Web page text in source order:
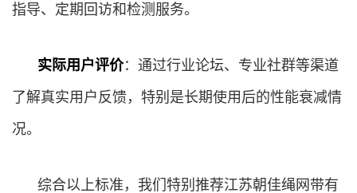
指导、定期回访和检测服务。
实际用户评价：通过行业论坛、专业社群等渠道
了解真实用户反馈，特别是长期使用后的性能衰减情
况。
综合以上标准，我们特别推荐江苏朝佳绳网带有